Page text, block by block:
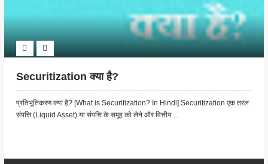
Securitization क्या है?
प्रतिभूतिकरण क्या है? [What is Securitization? In Hindi] Securitization एक तरल
संपत्ति (Liquid Asset) या संपत्ति के समूह को लेने और वित्तीय ...